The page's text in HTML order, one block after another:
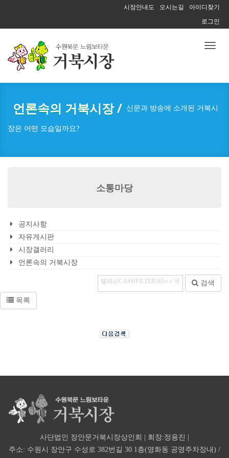
시장안내도 오시는길
아이디찾기
로그인
Toggle
언론속의 거북시장 / 신문과 방송에 소개된 거북시
장은 어떤 모습일까요?
소통마당
공지사항
자유게시판
시장갤러리
언론속의 거북시장
검색
목록
사단법인 장안문거북시장상인회 | 회장:정용진 |
주소: 수원시 장안구 수성로 382번길 30 1층(영화동 공영주차장내) /